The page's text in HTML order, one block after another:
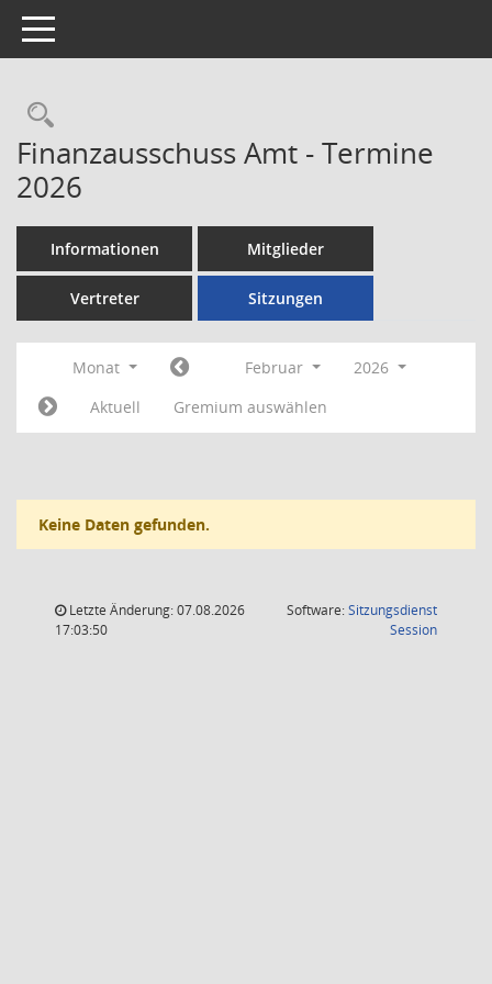
Toggle navigation
Rechercheauswahl
Finanzausschuss Amt - Termine
2026
Informationen Mitglieder
Vertreter Sitzungen
Monat Februar
2026
Aktuell
Gremium auswählen
Keine Daten gefunden.
Letzte Änderung: 07.08.2026
17:03:50
Software:Sitzungsdienst
Session(Wird in